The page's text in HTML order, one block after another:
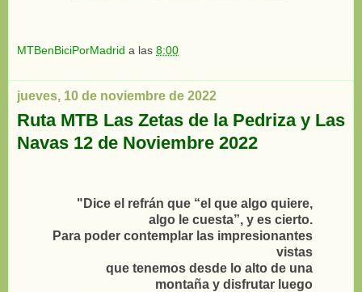
MTBenBiciPorMadrid a las 8:00
jueves, 10 de noviembre de 2022
Ruta MTB Las Zetas de la Pedriza y Las
Navas 12 de Noviembre 2022
"Dice el refrán que “el que algo quiere,
algo le cuesta”, y es cierto.
Para poder contemplar las impresionantes
vistas
que tenemos desde lo alto de una
montaña y disfrutar luego